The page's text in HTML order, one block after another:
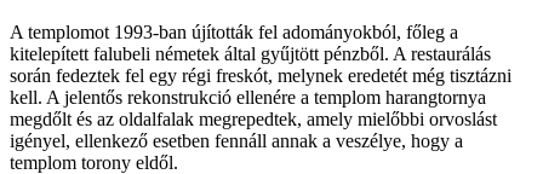
A templomot 1993-ban újították fel adományokból, főleg a
kitelepített falubeli németek által gyűjtött pénzből. A restaurálás
során fedeztek fel egy régi freskót, melynek eredetét még tisztázni
kell. A jelentős rekonstrukció ellenére a templom harangtornya
megdőlt és az oldalfalak megrepedtek, amely mielőbbi orvoslást
igényel, ellenkező esetben fennáll annak a veszélye, hogy a
templom torony eldől.